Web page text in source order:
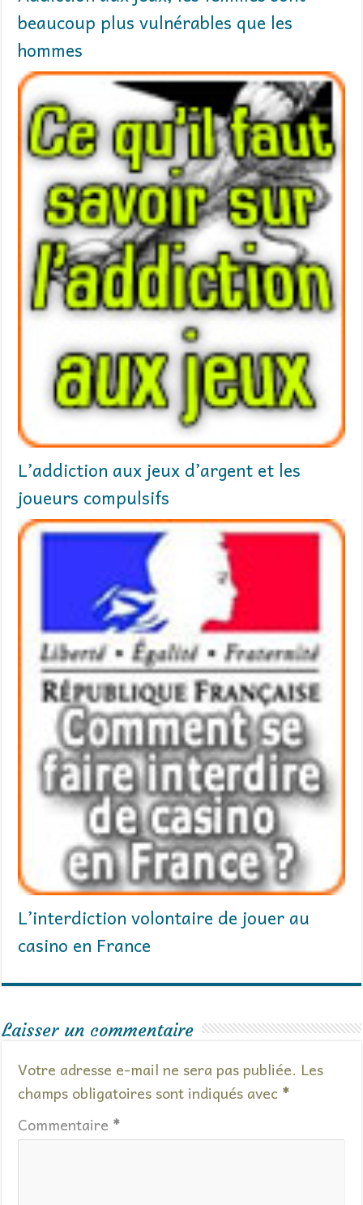
beaucoup plus vulnérables que les
hommes
L’addiction aux jeux d’argent et les
joueurs compulsifs
L’interdiction volontaire de jouer au
casino en France
Laisser un commentaire
Votre adresse e-mail ne sera pas publiée. Les
champs obligatoires sont indiqués avec *
Commentaire *